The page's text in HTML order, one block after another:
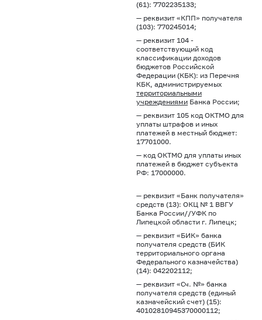
(61): 7702235133;
— реквизит «КПП» получателя
(103): 770245014;
— реквизит 104 -
соответствующий код
классификации доходов
бюджетов Российской
Федерации (КБК): из Перечня
КБК, администрируемых
территориальными
учреждениями Банка России;
— реквизит 105 код ОКТМО для
уплаты штрафов и иных
платежей в местный бюджет:
17701000.
— код ОКТМО для уплаты иных
платежей в бюджет субъекта
РФ: 17000000.
— реквизит «Банк получателя»
средств (13): ОКЦ № 1 ВВГУ
Банка России//УФК по
Липецкой области г. Липецк;
— реквизит «БИК» банка
получателя средств (БИК
территориального органа
Федерального казначейства)
(14): 042202112;
— реквизит «Сч. №» банка
получателя средств (единый
казначейский счет) (15):
40102810945370000112;